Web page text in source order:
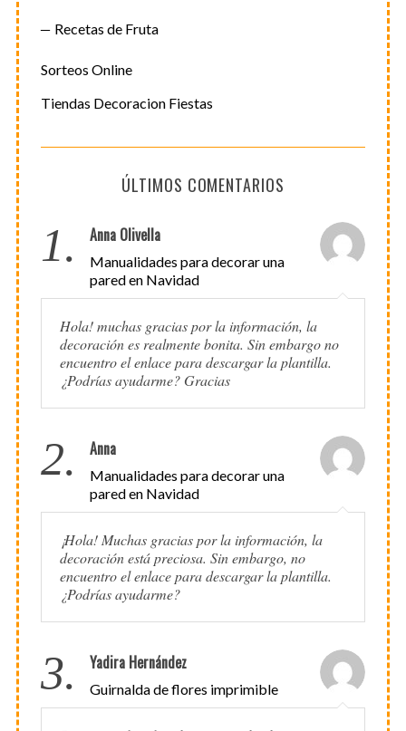
Recetas de Fruta
Sorteos Online
Tiendas Decoracion Fiestas
ÚLTIMOS COMENTARIOS
1. Anna Olivella
Manualidades para decorar una
pared en Navidad
Hola! muchas gracias por la información, la
decoración es realmente bonita. Sin embargo no
encuentro el enlace para descargar la plantilla.
¿Podrías ayudarme? Gracias
2. Anna
Manualidades para decorar una
pared en Navidad
¡Hola! Muchas gracias por la información, la
decoración está preciosa. Sin embargo, no
encuentro el enlace para descargar la plantilla.
¿Podrías ayudarme?
3. Yadira Hernández
Guirnalda de flores imprimible